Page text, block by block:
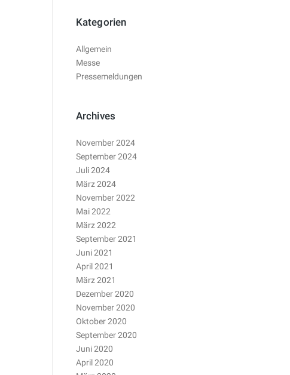
Kategorien
Allgemein
Messe
Pressemeldungen
Archives
November 2024
September 2024
Juli 2024
März 2024
November 2022
Mai 2022
März 2022
September 2021
Juni 2021
April 2021
März 2021
Dezember 2020
November 2020
Oktober 2020
September 2020
Juni 2020
April 2020